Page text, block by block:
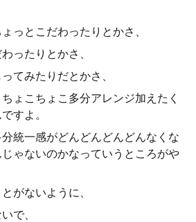
っとこだわったりとかさ、
ったりとかさ、
てみたりだとかさ、
ょこちょこ多分アレンジ加えたく
すよ。
統一感がどんどんどんどんなくな
ゃないのかなっていうところがや
がないように、
で、